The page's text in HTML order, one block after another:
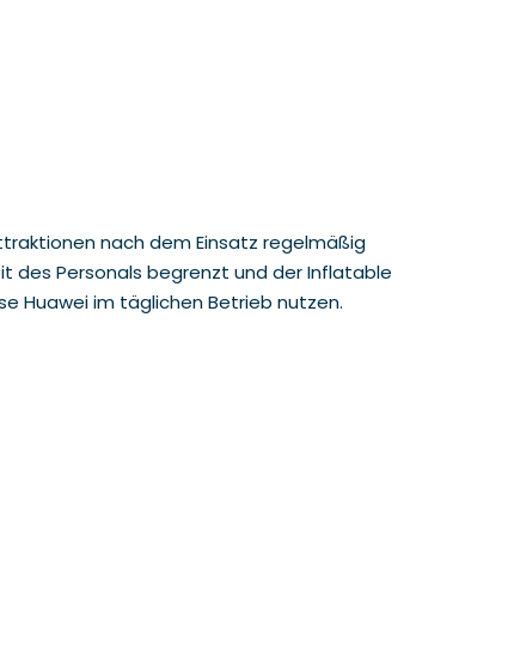
nach dem Einsatz regelmäßig
des Personals begrenzt und der Inflatable
Huawei im täglichen Betrieb nutzen.